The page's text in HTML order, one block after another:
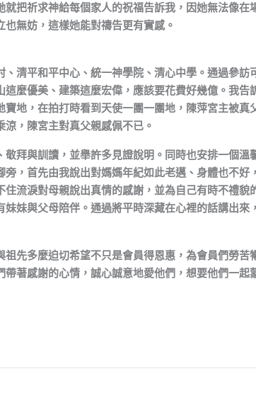
把祈求神給每個家人的祝福告訴我，因她無法像在
無妨，這樣她能對禱告更有實感。
清平和平中心、統一神學院、清心中學。通過參訪
麼優美、建築這麼宏偉，應該要花費好幾億。我告
地，在拍打時看到天使一團一團地，陳萍宮主被真
，陳宮主對真父親感佩不已。
拜與訓讀，並舉許多見證說明。同時也安排一個
，首先由我說出對媽媽年紀如此老邁、身體也不好
流淚對母親說出真情的感謝，並為自己有時不禮貌
妹與父母陪伴。通過將平時深藏在心裡的話講出來
先多麼迫切希望不只是會員得恩惠，為會員們勞苦
著感謝的心情，誠心誠意地愛他們，想要他們一起